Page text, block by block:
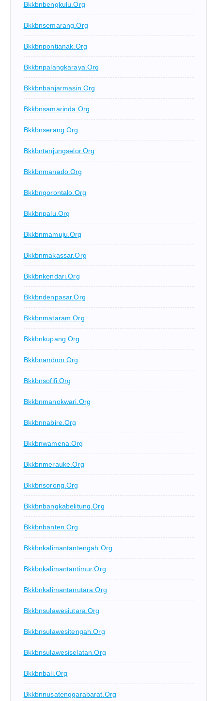
Bkkbnbengkulu.org
Bkkbnsemarang.org
Bkkbnpontianak.org
Bkkbnpalangkaraya.org
Bkkbnbanjarmasin.org
Bkkbnsamarinda.org
Bkkbnserang.org
Bkkbntanjungselor.org
Bkkbnmanado.org
Bkkbngorontalo.org
Bkkbnpalu.org
Bkkbnmamuju.org
Bkkbnmakassar.org
Bkkbnkendari.org
Bkkbndenpasar.org
Bkkbnmataram.org
Bkkbnkupang.org
Bkkbnambon.org
Bkkbnsofifi.org
Bkkbnmanokwari.org
Bkkbnnabire.org
Bkkbnwamena.org
Bkkbnmerauke.org
Bkkbnsorong.org
Bkkbnbangkabelitung.org
Bkkbnbanten.org
Bkkbnkalimantantengah.org
Bkkbnkalimantantimur.org
Bkkbnkalimantanutara.org
Bkkbnsulawesiutara.org
Bkkbnsulawesitengah.org
Bkkbnsulawesiselatan.org
Bkkbnbali.org
Bkkbnnusatenggarabarat.org